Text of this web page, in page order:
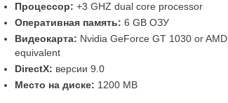
Процессор: +3 GHZ dual core processor
Оперативная память: 6 GB ОЗУ
Видеокарта: Nvidia GeForce GT 1030 or AMD
equivalent
DirectX: версии 9.0
Место на диске: 1200 MB